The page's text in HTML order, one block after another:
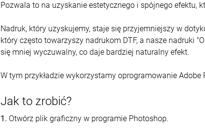
Pozwala to na uzyskanie estetycznego i spójnego efektu,
Nadruk, który uzyskujemy, staje się przyjemniejszy w
który często towarzyszy nadrukom DTF, a nasze nadruki
się mniej wyczuwalny, co daje bardziej naturalny efekt.
W tym przykładzie wykorzystamy oprogramowanie Adobe
Jak to zrobić?
1. Otwórz plik graficzny w programie Photoshop.